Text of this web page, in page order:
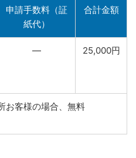
申請手数料（証
紙代）
合計金額
― 25,000円
お客様の場合、無料